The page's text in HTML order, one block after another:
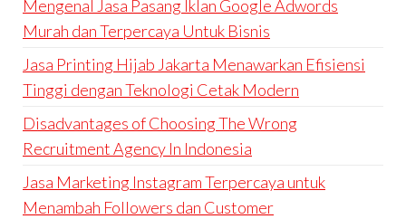
Mengenal Jasa Pasang Iklan Google Adwords
Murah dan Terpercaya Untuk Bisnis
Jasa Printing Hijab Jakarta Menawarkan Efisiensi
Tinggi dengan Teknologi Cetak Modern
Disadvantages of Choosing The Wrong
Recruitment Agency In Indonesia
Jasa Marketing Instagram Terpercaya untuk
Menambah Followers dan Customer